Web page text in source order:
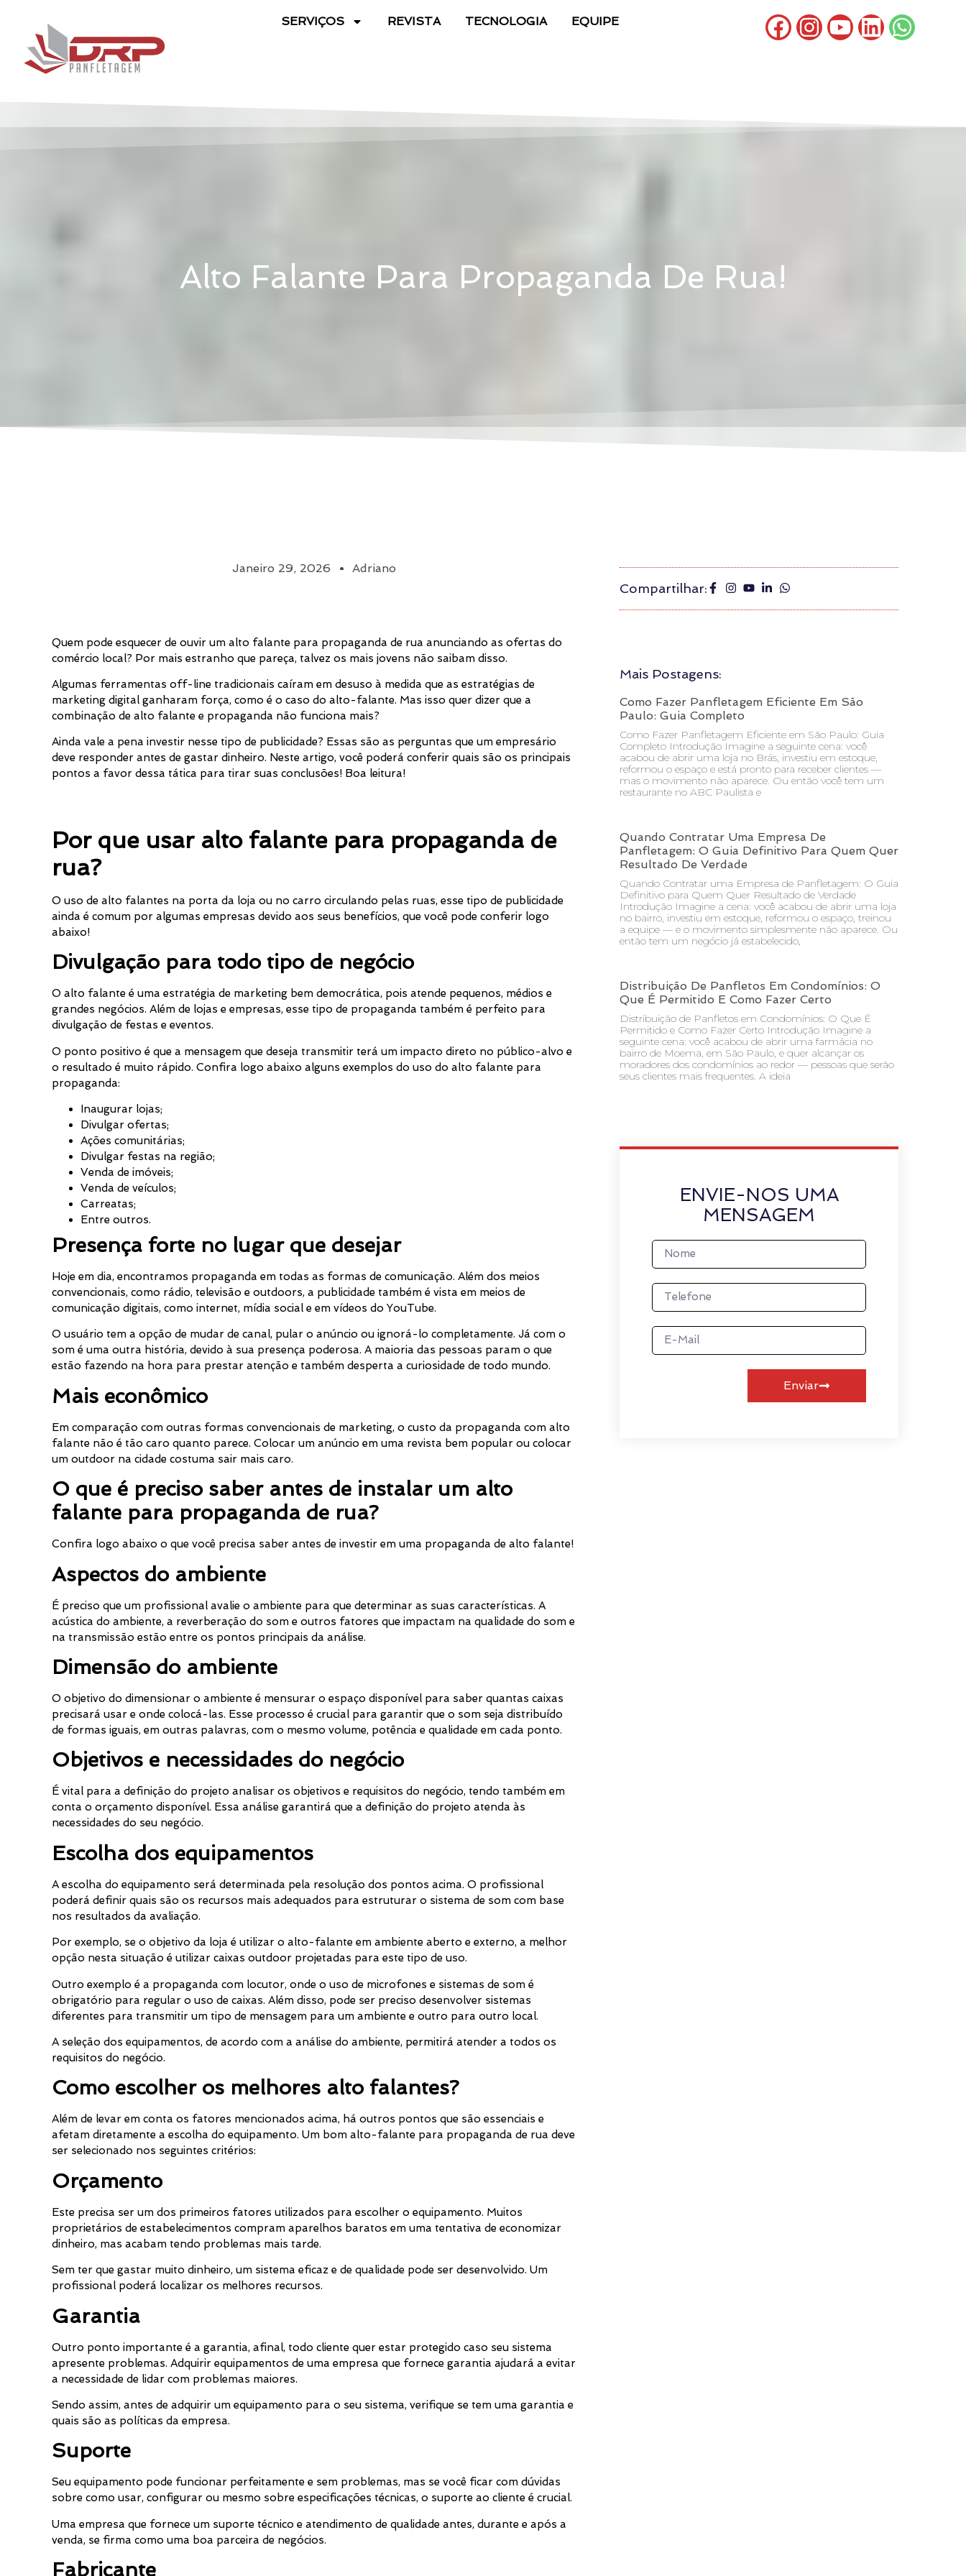
SERVIÇOS REVISTA TECNOLOGIA EQUIPE
Alto Falante Para Propaganda De Rua!
Janeiro 29, 2026 Adriano
Quem pode esquecer de ouvir um alto falante para propaganda de rua anunciando as ofertas do
comércio local? Por mais estranho que pareça, talvez os mais jovens não saibam disso.
Algumas ferramentas off-line tradicionais caíram em desuso à medida que as estratégias de
marketing digital ganharam força, como é o caso do alto-falante. Mas isso quer dizer que a
combinação de alto falante e propaganda não funciona mais?
Ainda vale a pena investir nesse tipo de publicidade? Essas são as perguntas que um empresário
deve responder antes de gastar dinheiro. Neste artigo, você poderá conferir quais são os principais
pontos a favor dessa tática para tirar suas conclusões! Boa leitura!
Por que usar alto falante para propaganda de
rua?
O uso de alto falantes na porta da loja ou no carro circulando pelas ruas, esse tipo de publicidade
ainda é comum por algumas empresas devido aos seus benefícios, que você pode conferir logo
abaixo!
Divulgação para todo tipo de negócio
O alto falante é uma estratégia de marketing bem democrática, pois atende pequenos, médios e
grandes negócios. Além de lojas e empresas, esse tipo de propaganda também é perfeito para
divulgação de festas e eventos.
O ponto positivo é que a mensagem que deseja transmitir terá um impacto direto no público-alvo e
o resultado é muito rápido. Confira logo abaixo alguns exemplos do uso do alto falante para
propaganda:
Inaugurar lojas;
Divulgar ofertas;
Ações comunitárias;
Divulgar festas na região;
Venda de imóveis;
Venda de veículos;
Carreatas;
Entre outros.
Presença forte no lugar que desejar
Hoje em dia, encontramos propaganda em todas as formas de comunicação. Além dos meios
convencionais, como rádio, televisão e outdoors, a publicidade também é vista em meios de
comunicação digitais, como internet, mídia social e em vídeos do YouTube.
O usuário tem a opção de mudar de canal, pular o anúncio ou ignorá-lo completamente. Já com o
som é uma outra história, devido à sua presença poderosa. A maioria das pessoas param o que
estão fazendo na hora para prestar atenção e também desperta a curiosidade de todo mundo.
Mais econômico
Em comparação com outras formas convencionais de marketing, o custo da propaganda com alto
falante não é tão caro quanto parece. Colocar um anúncio em uma revista bem popular ou colocar
um outdoor na cidade costuma sair mais caro.
O que é preciso saber antes de instalar um alto
falante para propaganda de rua?
Confira logo abaixo o que você precisa saber antes de investir em uma propaganda de alto falante!
Aspectos do ambiente
É preciso que um profissional avalie o ambiente para que determinar as suas características. A
acústica do ambiente, a reverberação do som e outros fatores que impactam na qualidade do som e
na transmissão estão entre os pontos principais da análise.
Dimensão do ambiente
O objetivo do dimensionar o ambiente é mensurar o espaço disponível para saber quantas caixas
precisará usar e onde colocá-las. Esse processo é crucial para garantir que o som seja distribuído
de formas iguais, em outras palavras, com o mesmo volume, potência e qualidade em cada ponto.
Objetivos e necessidades do negócio
É vital para a definição do projeto analisar os objetivos e requisitos do negócio, tendo também em
conta o orçamento disponível. Essa análise garantirá que a definição do projeto atenda às
necessidades do seu negócio.
Escolha dos equipamentos
A escolha do equipamento será determinada pela resolução dos pontos acima. O profissional
poderá definir quais são os recursos mais adequados para estruturar o sistema de som com base
nos resultados da avaliação.
Por exemplo, se o objetivo da loja é utilizar o alto-falante em ambiente aberto e externo, a melhor
opção nesta situação é utilizar caixas outdoor projetadas para este tipo de uso.
Outro exemplo é a propaganda com locutor, onde o uso de microfones e sistemas de som é
obrigatório para regular o uso de caixas. Além disso, pode ser preciso desenvolver sistemas
diferentes para transmitir um tipo de mensagem para um ambiente e outro para outro local.
A seleção dos equipamentos, de acordo com a análise do ambiente, permitirá atender a todos os
requisitos do negócio.
Como escolher os melhores alto falantes?
Além de levar em conta os fatores mencionados acima, há outros pontos que são essenciais e
afetam diretamente a escolha do equipamento. Um bom alto-falante para propaganda de rua deve
ser selecionado nos seguintes critérios:
Orçamento
Este precisa ser um dos primeiros fatores utilizados para escolher o equipamento. Muitos
proprietários de estabelecimentos compram aparelhos baratos em uma tentativa de economizar
dinheiro, mas acabam tendo problemas mais tarde.
Sem ter que gastar muito dinheiro, um sistema eficaz e de qualidade pode ser desenvolvido. Um
profissional poderá localizar os melhores recursos.
Garantia
Outro ponto importante é a garantia, afinal, todo cliente quer estar protegido caso seu sistema
apresente problemas. Adquirir equipamentos de uma empresa que fornece garantia ajudará a evitar
a necessidade de lidar com problemas maiores.
Sendo assim, antes de adquirir um equipamento para o seu sistema, verifique se tem uma garantia e
quais são as políticas da empresa.
Suporte
Seu equipamento pode funcionar perfeitamente e sem problemas, mas se você ficar com dúvidas
sobre como usar, configurar ou mesmo sobre especificações técnicas, o suporte ao cliente é crucial.
Uma empresa que fornece um suporte técnico e atendimento de qualidade antes, durante e após a
venda, se firma como uma boa parceira de negócios.
Fabricante
Compartilhar:
Mais Postagens:
Como Fazer Panfletagem Eficiente Em São
Paulo: Guia Completo
Como Fazer Panfletagem Eficiente em São Paulo: Guia
Completo Introdução Imagine a seguinte cena: você
acabou de abrir uma loja no Brás, investiu em estoque,
reformou o espaço e está pronto para receber clientes —
mas o movimento não aparece. Ou então você tem um
restaurante no ABC Paulista e
Quando Contratar Uma Empresa De
Panfletagem: O Guia Definitivo Para Quem Quer
Resultado De Verdade
Quando Contratar uma Empresa de Panfletagem: O Guia
Definitivo para Quem Quer Resultado de Verdade
Introdução Imagine a cena: você acabou de abrir uma loja
no bairro, investiu em estoque, reformou o espaço, treinou
a equipe — e o movimento simplesmente não aparece. Ou
então tem um negócio já estabelecido,
Distribuição De Panfletos Em Condomínios: O
Que É Permitido E Como Fazer Certo
Distribuição de Panfletos em Condomínios: O Que É
Permitido e Como Fazer Certo Introdução Imagine a
seguinte cena: você acabou de abrir uma farmácia no
bairro de Moema, em São Paulo, e quer alcançar os
moradores dos condomínios ao redor — pessoas que serão
seus clientes mais frequentes. A ideia
ENVIE-NOS UMA
MENSAGEM
Enviar